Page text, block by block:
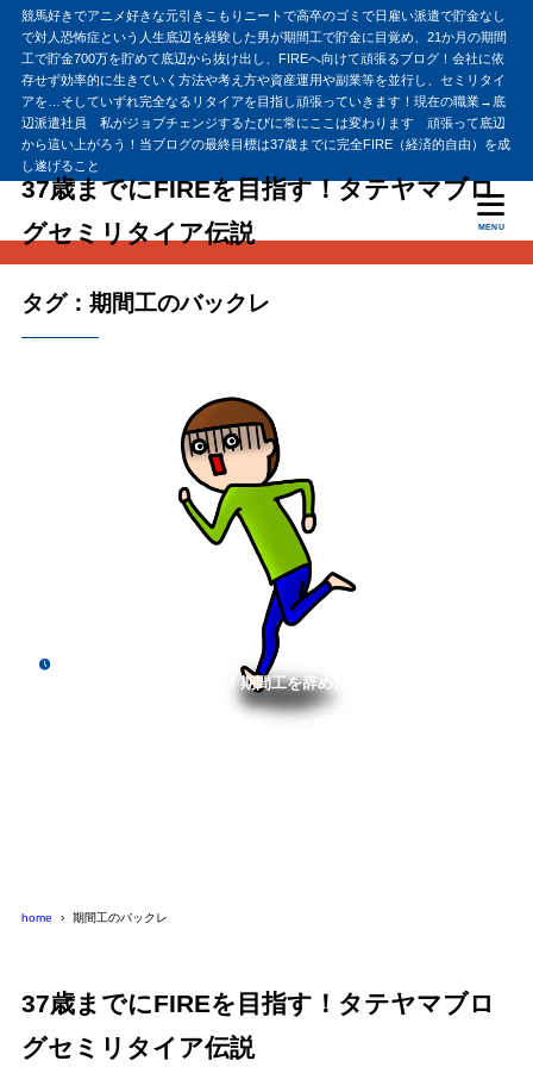
競馬好きでアニメ好きな元引きこもりニートで高卒のゴミで日雇い派遣で貯金なし
で対人恐怖症という人生底辺を経験した男が期間工で貯金に目覚め、21か月の期間
工で貯金700万を貯めて底辺から抜け出し、FIREへ向けて頑張るブログ！会社に依
存せず効率的に生きていく方法や考え方や資産運用や副業等を並行し、セミリタイ
アを…そしていずれ完全なるリタイアを目指し頑張っていきます！現在の職業→底
辺派遣社員 私がジョブチェンジするたびに常にここは変わります 頑張って底辺
から這い上がろう！当ブログの最終目標は37歳までに完全FIRE（経済的自由）を成
し遂げること
37歳までにFIREを目指す！タテヤマブロ
グセミリタイア伝説
MENU
タグ：期間工のバックレ
2020年9月28日
期間工のバックレについて！期間工を辞めたいなら円満に辞める
home 期間工のバックレ
37歳までにFIREを目指す！タテヤマブロ
グセミリタイア伝説